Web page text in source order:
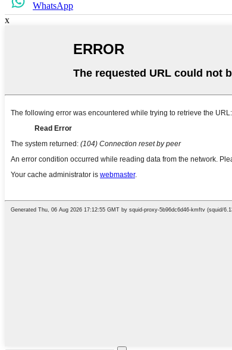
WhatsApp
x